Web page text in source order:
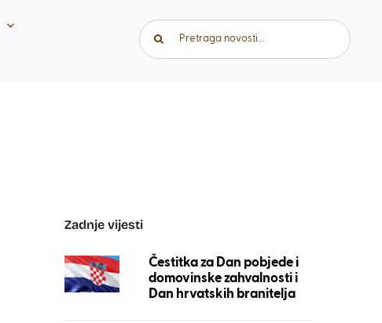
Traži...
Zadnje vijesti
Čestitka za Dan pobjede i
domovinske zahvalnosti i
Dan hrvatskih branitelja